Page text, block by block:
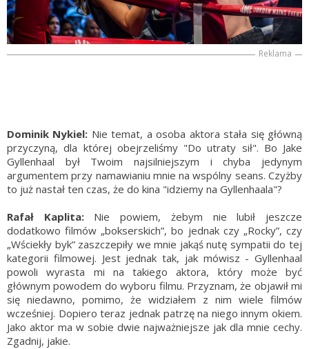
Reklama
Dominik Nykiel: Nie temat, a osoba aktora stała się główną
przyczyną, dla której obejrzeliśmy "Do utraty sił". Bo Jake
Gyllenhaal był Twoim najsilniejszym i chyba jedynym
argumentem przy namawianiu mnie na wspólny seans. Czyżby
to już nastał ten czas, że do kina "idziemy na Gyllenhaala"?
Rafał Kaplita:Nie powiem, żebym nie lubił jeszcze
dodatkowo filmów „bokserskich”, bo jednak czy „Rocky”, czy
„Wściekły byk” zaszczepiły we mnie jakąś nutę sympatii do tej
kategorii filmowej. Jest jednak tak, jak mówisz - Gyllenhaal
powoli wyrasta mi na takiego aktora, który może być
głównym powodem do wyboru filmu. Przyznam, że objawił mi
się niedawno, pomimo, że widziałem z nim wiele filmów
wcześniej. Dopiero teraz jednak patrzę na niego innym okiem.
Jako aktor ma w sobie dwie najważniejsze jak dla mnie cechy.
Zgadnij, jakie.